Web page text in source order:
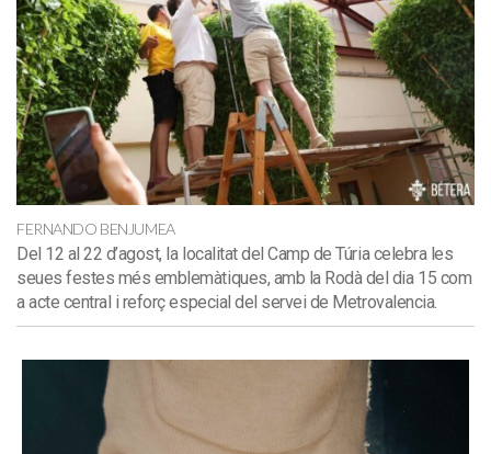
FERNANDO BENJUMEA
Del 12 al 22 d’agost, la localitat del Camp de Túria celebra les
seues festes més emblemàtiques, amb la Rodà del dia 15 com
a acte central i reforç especial del servei de Metrovalencia.